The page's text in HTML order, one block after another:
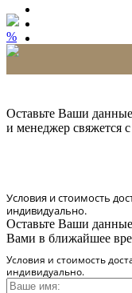
%
Оставьте Ваши данные
и менеджер свяжется
Условия и стоимость
индивидуально.
Оставьте Ваши
Вами в ближайшее
Условия и стоимость
индивидуально.